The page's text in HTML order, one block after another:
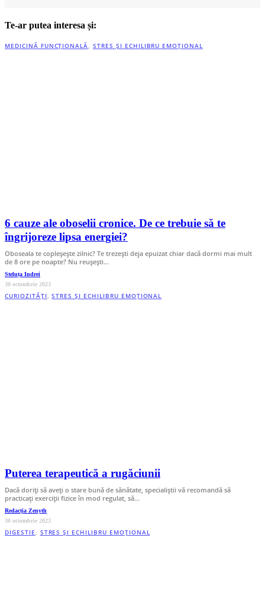
Te-ar putea interesa și:
MEDICINĂ FUNCȚIONALĂ,STRES ȘI ECHILIBRU EMOȚIONAL
6 cauze ale oboselii cronice. De ce trebuie să te
îngrijoreze lipsa energiei?
Oboseala te copleșește zilnic? Te trezești deja epuizat chiar dacă dormi mai mult
de 8 ore pe noapte? Nu reușești…
Steluța Indrei
30 octombrie 2023
CURIOZITĂȚI,STRES ȘI ECHILIBRU EMOȚIONAL
Puterea terapeutică a rugăciunii
Dacă doriți să aveți o stare bună de sănătate, specialiștii vă recomandă să
practicați exerciții fizice în mod regulat, să…
Redacția Zenyth
30 octombrie 2023
DIGESTIE, STRES ȘI ECHILIBRU EMOȚIONAL